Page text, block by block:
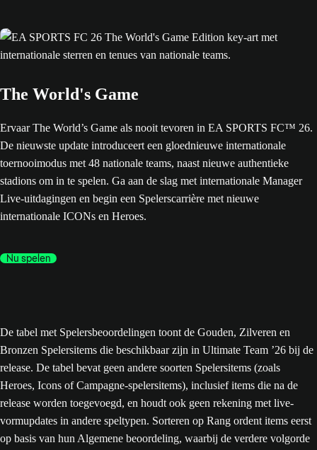
The World's Game
Ervaar The World’s Game als nooit tevoren in EA SPORTS FC™ 26.
De nieuwste update introduceert een gloednieuwe internationale
toernooimodus met 48 nationale teams, naast nieuwe authentieke
stadions om in te spelen. Ga aan de slag met internationale Manager
Live-uitdagingen en begin een Spelerscarrière met nieuwe
internationale ICONs en Heroes.
Nu spelen
De tabel met Spelersbeoordelingen toont de Gouden, Zilveren en
Bronzen Spelersitems die beschikbaar zijn in Ultimate Team ’26 bij de
release. De tabel bevat geen andere soorten Spelersitems (zoals
Heroes, Icons of Campagne-spelersitems), inclusief items die na de
release worden toegevoegd, en houdt ook geen rekening met live-
vormupdates in andere speltypen. Sorteren op Rang ordent items eerst
op basis van hun Algemene beoordeling, waarbij de verdere volgorde